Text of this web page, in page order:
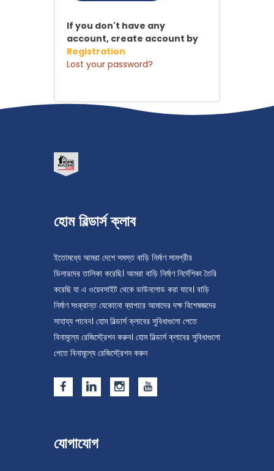
If you don't have any
account, create account by
Registration
Lost your password?
হোম বিল্ডার্স ক্লাব
ইতোমধ্যে আমরা দেশে সমস্ত বাড়ি নির্মাণ সামগ্রীর
ডিলারদের তালিকা করেছি। আমরা বাড়ি নির্মাণ নির্দেশিকা তৈরি
করেছি যা এ ওয়েবসাইট থেকে ডাউনলোড করা যাবে। বাড়ি
নির্মাণ সংক্রান্ত যেকোনো ব্যাপারে আমাদের দক্ষ বিশেষজ্ঞদের
সাহায্য পাবেন। হোম বিল্ডার্স ক্লাবের সুবিধাগুলো পেতে
বিনামূল্যে রেজিস্ট্রেশন করুন। হোম বিল্ডার্স ক্লাবের সুবিধাগুলো
পেতে বিনামূল্যে রেজিস্ট্রেশন করুন
যোগাযোগ